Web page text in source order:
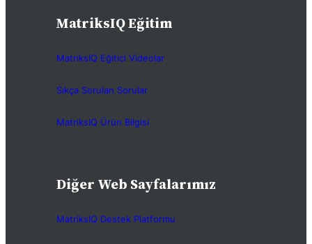
MatriksIQ Eğitim
MatriksIQ Eğitici Videolar
Sıkça Sorulan Sorular
MatriksIQ Ürün Bilgisi
Diğer Web Sayfalarımız
MatriksIQ Destek Platformu